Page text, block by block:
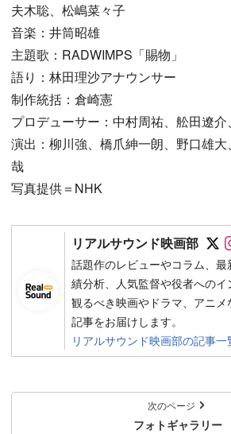
夫木聡、松嶋菜々子
音楽：井筒昭雄
主題歌：RADWIMPS「賜物」
語り：林田理沙アナウンサー
制作統括：倉崎憲
プロデューサー：中村周祐、舩田遼
演出：柳川強、橋爪紳一朗、野口雄
哉
写真提供＝NHK
リアルサウンド映画部
話題作のレビューやコラム、
績分析、人気監督や役者への
観るべき映画やドラマ、アニメ
記事をお届けします。
リアルサウンド映画部の記事一
次のページ
フォトギャラリー